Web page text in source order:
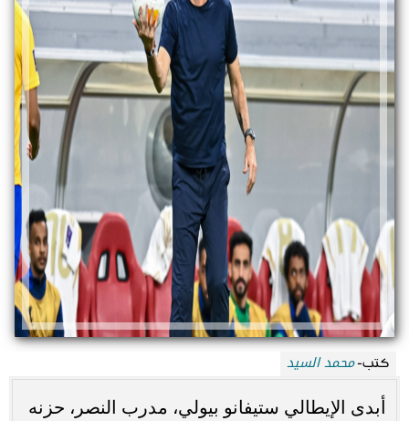
كتب-محمد السيد
أبدى الإيطالي ستيفانو بيولي، مدرب النصر، حزنه